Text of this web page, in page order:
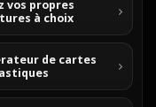
vos propres
à choix
de cartes